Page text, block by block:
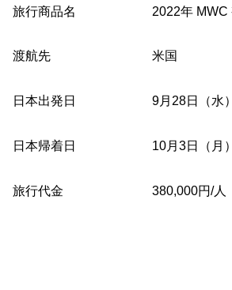
旅行商品名 2022年 MWC
渡航先 米国
日本出発日 9月28日（水）
日本帰着日 10月3日（月）
旅行代金 380,000円/人（